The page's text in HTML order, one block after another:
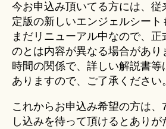
今お申込み頂いてる方には、従
定版の新しいエンジェルシート
まだリニューアル中なので、正
のとは内容が異なる場合があり
時間の関係で、詳しい解説書等
ありますので、ご了承ください。
これからお申込み希望の方は、
し込みを待って頂けるとありが